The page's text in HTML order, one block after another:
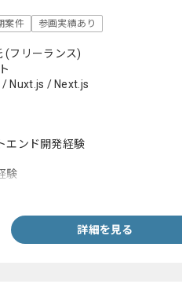
案件 参画実績あり
(フリーランス)
Nuxt.js / Next.js
エンド開発経験
験
詳細を見る